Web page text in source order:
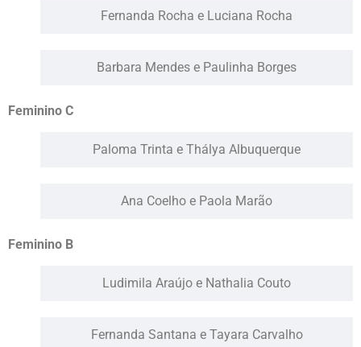
Fernanda Rocha e Luciana Rocha
Barbara Mendes e Paulinha Borges
Feminino C
Paloma Trinta e Thálya Albuquerque
Ana Coelho e Paola Marão
Feminino B
Ludimila Araújo e Nathalia Couto
Fernanda Santana e Tayara Carvalho